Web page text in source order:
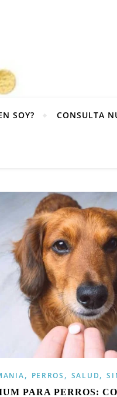
SOY? CONSULTA
, PERROS , SALUD,
PARA PERROS: